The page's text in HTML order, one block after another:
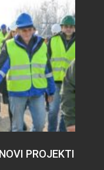
PROJEKTI